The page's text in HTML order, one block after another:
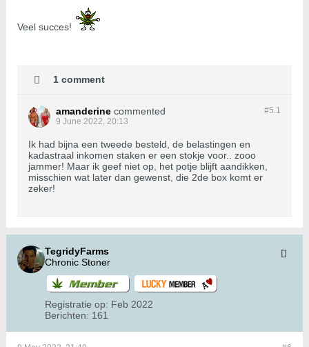
Veel succes!
1 comment
#5.1
amanderine commented
9 June 2022, 20:13
Ik had bijna een tweede besteld, de belastingen en
kadastraal inkomen staken er een stokje voor.. zooo
jammer! Maar ik geef niet op, het potje blijft aandikken,
misschien wat later dan gewenst, die 2de box komt er
zeker!
TegridyFarms
Chronic Stoner
Registratie op: Feb 2022
Berichten: 161